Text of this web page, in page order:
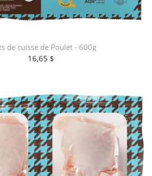
de cuisse de Poulet - 600g
16,65 $